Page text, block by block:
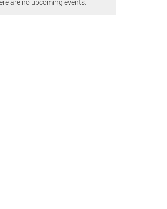
are no upcoming events.